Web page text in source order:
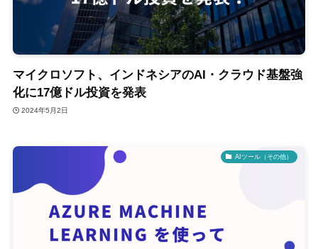
マイクロソフト、インドネシアのAI・クラウド基盤強
化に17億ドル投資を発表
2024年5月2日
AIツール（その他）